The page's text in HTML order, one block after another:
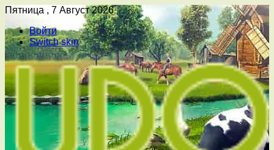
Пятница , 7 Август 2026
Войти
Switch skin